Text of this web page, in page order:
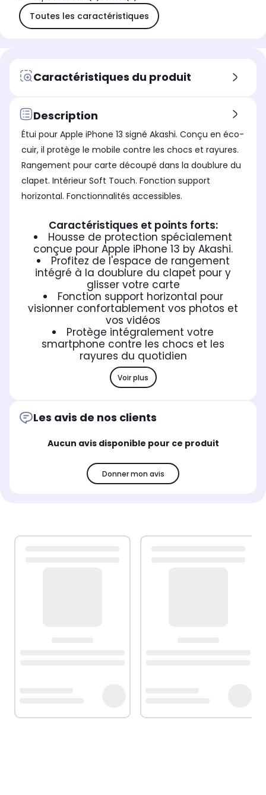
Toutes les caractéristiques
Caractéristiques du produit
Description
Étui pour Apple iPhone 13 signé Akashi. Conçu en éco-
cuir, il protège le mobile contre les chocs et rayures.
Rangement pour carte découpé dans la doublure du
clapet. Intérieur Soft Touch. Fonction support
horizontal. Fonctionnalités accessibles.
Caractéristiques et points forts:
Housse de protection spécialement
conçue pour Apple iPhone 13 by Akashi.
Profitez de l'espace de rangement
intégré à la doublure du clapet pour y
glisser votre carte
Fonction support horizontal pour
visionner confortablement vos photos et
vos vidéos
Protège intégralement votre
smartphone contre les chocs et les
rayures du quotidien
Voir plus
Les avis de nos clients
Aucun avis disponible pour ce produit
Donner mon avis